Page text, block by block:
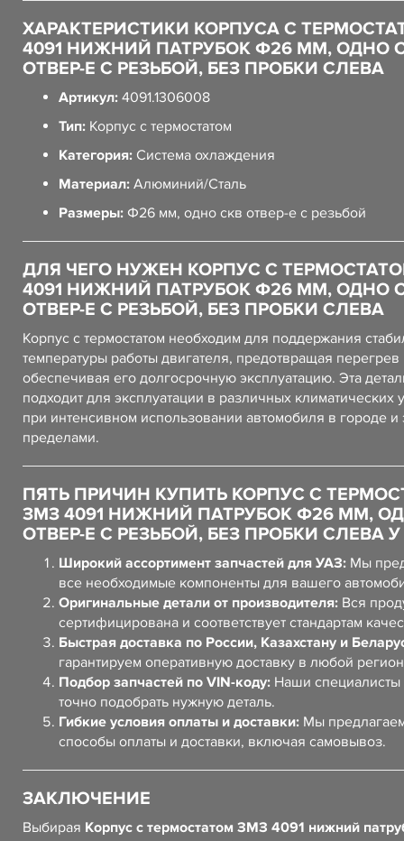
ХАРАКТЕРИСТИКИ КОРПУСА С
4091 НИЖНИЙ ПАТРУБОК Ф26 ММ, ОДНО
ОТВЕР-Е С РЕЗЬБОЙ, БЕЗ ПРОБКИ СЛЕВА
Артикул: 4091.1306008
Тип: Корпус с термостатом
Категория: Система охлаждения
Материал: Алюминий/Сталь
Размеры: Ф26 мм, одно скв отвер-е с резьбой
ДЛЯ ЧЕГО НУЖЕН КОРПУС С
4091 НИЖНИЙ ПАТРУБОК Ф26 ММ, ОДНО
ОТВЕР-Е С РЕЗЬБОЙ, БЕЗ ПРОБКИ СЛЕВА
Корпус с термостатом необходим для поддержания
температуры работы двигателя, предотвращая перегрев
обеспечивая его долгосрочную эксплуатацию. Эта
подходит для эксплуатации в различных климатических
при интенсивном использовании автомобиля в городе и
пределами.
ПЯТЬ ПРИЧИН КУПИТЬ КОРПУС С
ЗМЗ 4091 НИЖНИЙ ПАТРУБОК Ф26 ММ,
ОТВЕР-Е С РЕЗЬБОЙ, БЕЗ ПРОБКИ СЛЕВА
Широкий ассортимент запчастей для УАЗ: Мы
все необходимые компоненты для вашего
Оригинальные детали от производителя: Вся
сертифицирована и соответствует стандартам
Быстрая доставка по России, Казахстану и
гарантируем оперативную доставку в любой
Подбор запчастей по VIN-коду: Наши специалисты
точно подобрать нужную деталь.
Гибкие условия оплаты и доставки: Мы
способы оплаты и доставки, включая самовывоз.
ЗАКЛЮЧЕНИЕ
Выбирая Корпус с термостатом ЗМЗ 4091 нижний